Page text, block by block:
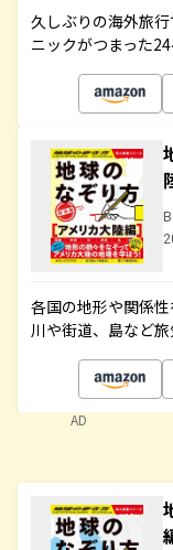
久しぶりの海外旅
ニックがつまった
各国の地形や関係性
川や街道、島など
AD